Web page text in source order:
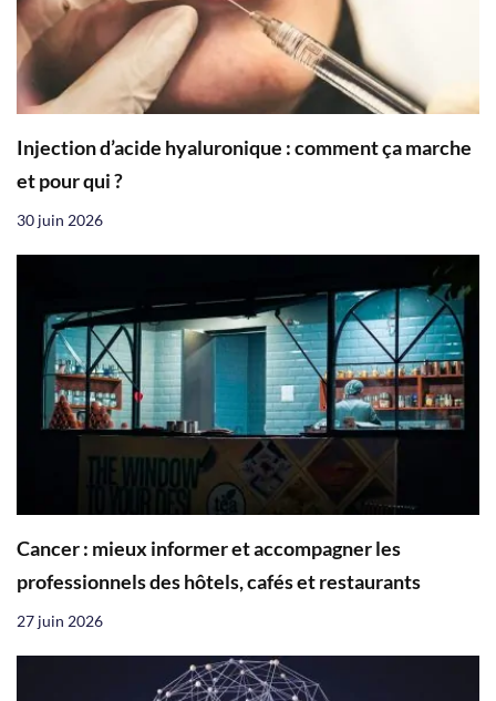
Injection d’acide hyaluronique : comment ça marche
et pour qui ?
30 juin 2026
Cancer : mieux informer et accompagner les
professionnels des hôtels, cafés et restaurants
27 juin 2026